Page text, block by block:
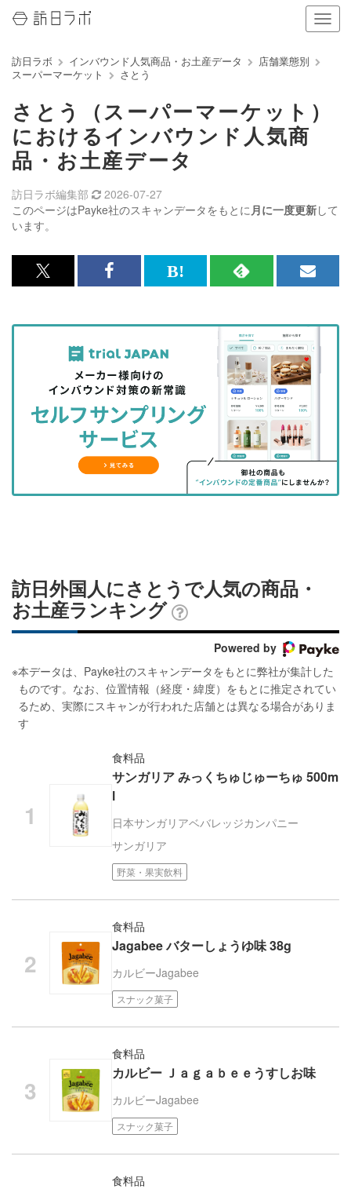
ナ
ビ
り
る
訪日ラボ インバウンド人気商品・お土産データ
店舗業態別
スーパーマーケット
さとう
さとう（スーパーマーケット）
におけるインバウンド人気商
品・お土産データ
このページはPayke社のスキャンデータをもとに月に一度更新して
います。
訪日ラボ編集部 2026-07-27
x<br>
記
を
シ
ェ
る
Facebook<br>
記
事
を
シ
ェ
ア
す
る
は
な
ッ
ク
マ
に
RSS
記
事
を
購
読
す
る
メ
マ
ガ
登
録
す
る
訪日外国人にさとうで人気の商品・
お土産ランキング
Powered by
※本データは、Payke社のスキャンデータをもとに弊社が集計した
ものです。なお、位置情報（経度・緯度）をもとに推定されてい
るため、実際にスキャンが行われた店舗とは異なる場合がありま
す
食料品
サンガリア みっくちゅじゅーちゅ 500m
l
日本サンガリアベバレッジカンパニー
サンガリア
野菜・果実飲料
食料品
Jagabee バターしょうゆ味 38g
カルビーJagabee
スナック菓子
食料品
カルビー Ｊａｇａｂｅｅうすしお味
カルビーJagabee
スナック菓子
食料品